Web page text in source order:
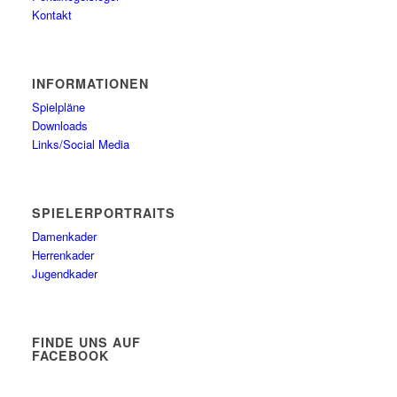
Kontakt
INFORMATIONEN
Spielpläne
Downloads
Links/Social Media
SPIELERPORTRAITS
Damenkader
Herrenkader
Jugendkader
FINDE UNS AUF
FACEBOOK